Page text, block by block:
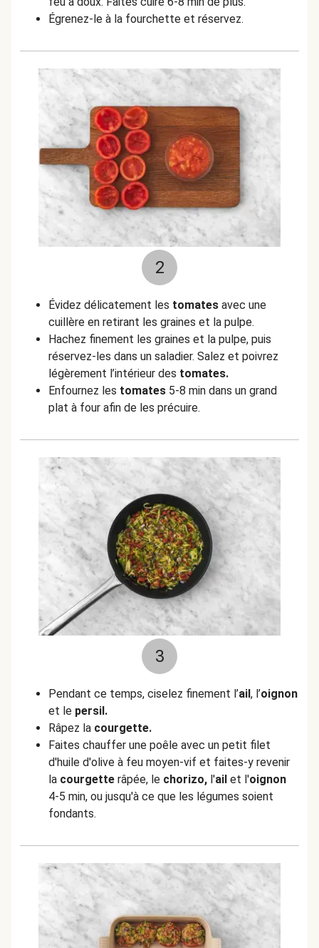
Égrenez-le à la fourchette et réservez.
2
Évidez délicatement les tomates avec une
cuillère en retirant les graines et la pulpe.
Hachez finement les graines et la pulpe, puis
réservez-les dans un saladier. Salez et poivrez
légèrement l’intérieur des tomates.
Enfournez les tomates 5-8 min dans un grand
plat à four afin de les précuire.
3
Pendant ce temps, ciselez finement l’ail, l’oignon
et le persil.
Râpez la courgette.
Faites chauffer une poêle avec un petit filet
d'huile d'olive à feu moyen-vif et faites-y revenir
la courgette râpée, le chorizo, l'ail et l'oignon
4-5 min, ou jusqu'à ce que les légumes soient
fondants.